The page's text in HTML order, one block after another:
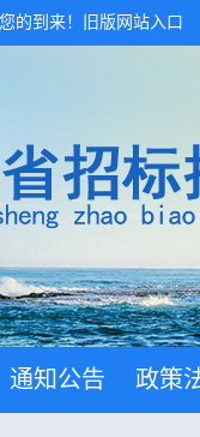
的到来！ 旧版网站入口
通知公告 政策